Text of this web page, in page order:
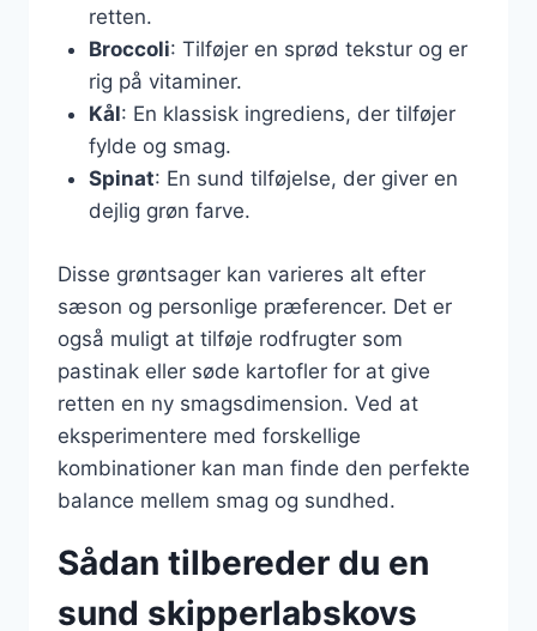
retten.
Broccoli: Tilføjer en sprød tekstur og er
rig på vitaminer.
Kål: En klassisk ingrediens, der tilføjer
fylde og smag.
Spinat: En sund tilføjelse, der giver en
dejlig grøn farve.
Disse grøntsager kan varieres alt efter
sæson og personlige præferencer. Det er
også muligt at tilføje rodfrugter som
pastinak eller søde kartofler for at give
retten en ny smagsdimension. Ved at
eksperimentere med forskellige
kombinationer kan man finde den perfekte
balance mellem smag og sundhed.
Sådan tilbereder du en
sund skipperlabskovs